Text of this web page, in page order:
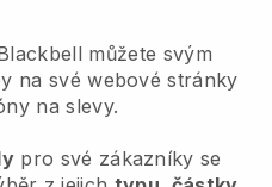
můžete svým
na své webové stránky
na slevy.
pro své zákazníky se